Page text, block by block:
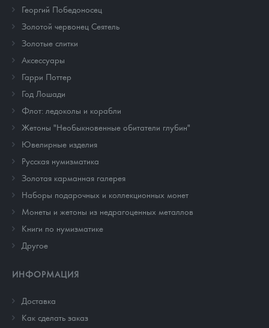
Георгий Победоносец
Золотой червонец Сеятель
Золотые слитки
Аксессуары
Гарри Поттер
Год Лошади
Флот: ледоколы и корабли
Жетоны "Необыкновенные обитатели глубин"
Ювелирные изделия
Русская нумизматика
Золотая карманная галерея
Наборы подарочных и коллекционных монет
Монеты и жетоны из недрагоценных металлов
Книги по нумизматике
Другое
ИНФОРМАЦИЯ
Доставка
Как сделать заказ